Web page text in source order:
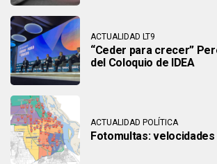
ACTUALIDAD LT9
“Ceder para crecer”
del Coloquio de IDEA
ACTUALIDAD POLÍTICA
Fotomultas: velocidades